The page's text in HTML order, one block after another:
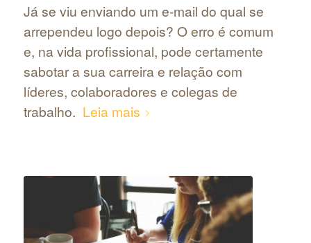
Já se viu enviando um e-mail do qual se
arrependeu logo depois? O erro é comum
e, na vida profissional, pode certamente
sabotar a sua carreira e relação com
líderes, colaboradores e colegas de
trabalho. Leia mais